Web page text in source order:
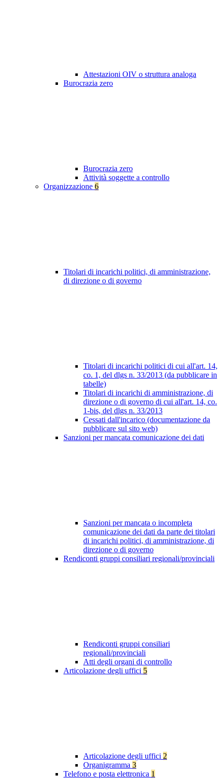
Attestazioni OIV o struttura analoga
Burocrazia zero
Burocrazia zero
Attività soggette a controllo
Organizzazione 6
Titolari di incarichi politici, di amministrazione,
di direzione o di governo
Titolari di incarichi politici di cui all'art. 14,
co. 1, del dlgs n. 33/2013 (da pubblicare in
tabelle)
Titolari di incarichi di amministrazione, di
direzione o di governo di cui all'art. 14, co.
1-bis, del dlgs n. 33/2013
Cessati dall'incarico (documentazione da
pubblicare sul sito web)
Sanzioni per mancata comunicazione dei dati
Sanzioni per mancata o incompleta
comunicazione dei dati da parte dei titolari
di incarichi politici, di amministrazione, di
direzione o di governo
Rendiconti gruppi consiliari regionali/provinciali
Rendiconti gruppi consiliari
regionali/provinciali
Atti degli organi di controllo
Articolazione degli uffici 5
Articolazione degli uffici 2
Organigramma 3
Telefono e posta elettronica 1